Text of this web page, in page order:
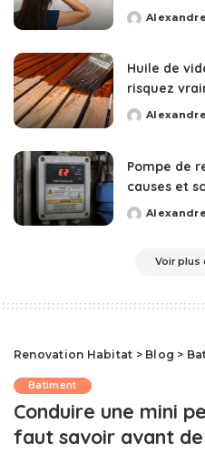
Posted
Huile de
risquez
Posted
Pompe de
causes et
Posted
Voir plus
Renovation Habitat > Blog >
Batiment
Conduire une mini
faut savoir avant